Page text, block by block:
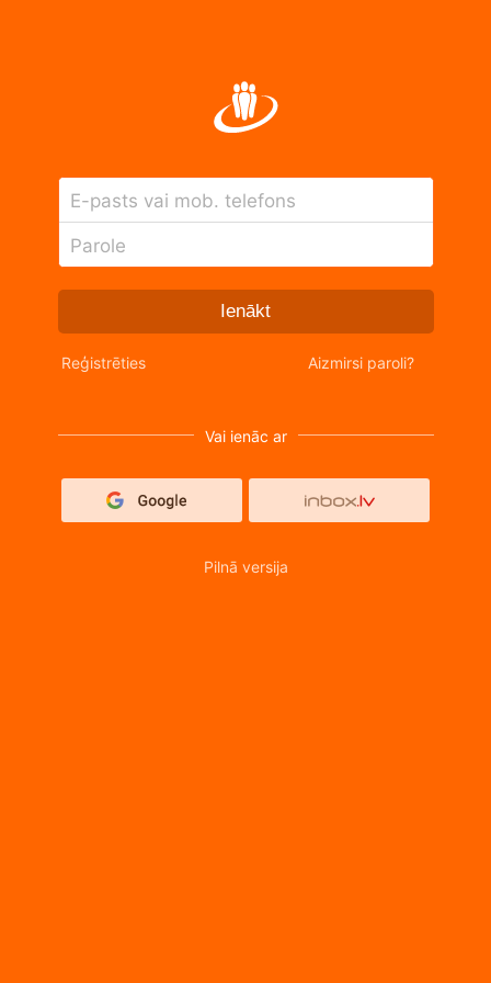
E-pasts vai mob. telefons
Parole
Ienākt
Reģistrēties Aizmirsi paroli?
Vai ienāc ar
Pilnā versija